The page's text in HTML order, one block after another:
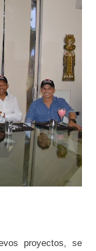
el
pro
gra
ma
proyectos, se